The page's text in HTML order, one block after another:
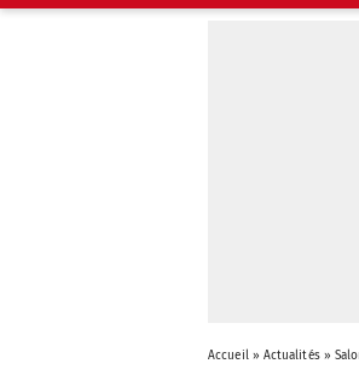
Accueil» Actualités»